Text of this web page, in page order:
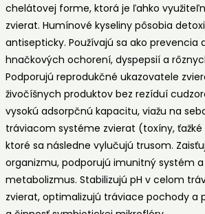
chelátovej forme, ktorá je ľahko
zvierat. Humínové kyseliny pôsobia
antisepticky. Používajú sa ako prevencia
hnačkových ochorení, dyspepsií a
Podporujú reprodukčné ukazovatele
živočíšnych produktov bez rezíduí
vysokú adsorpčnú kapacitu, viažu na
tráviacom systéme zvierat (toxíny, ťažké
ktoré sa následne vylučujú trusom.
organizmu, podporujú imunitný systém
metabolizmus. Stabilizujú pH v celom
zvierat, optimalizujú tráviace pochody a